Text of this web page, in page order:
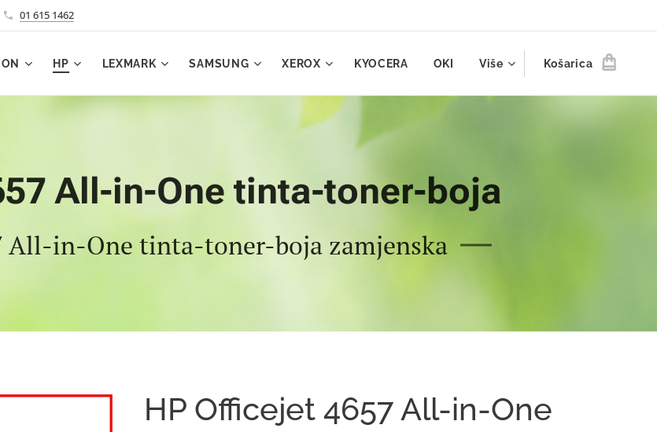
01 615 1462
HP LEXMARK SAMSUNG XEROX KYOCERA OKI Više Košarica
All-in-One tinta-toner-boja
All-in-One tinta-toner-boja zamjenska
HP Officejet 4657 All-in-One